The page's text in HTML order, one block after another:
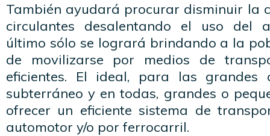
También ayudará procurar disminuir la
circulantes desalentando el uso del
último sólo se logrará brindando a la
de movilizarse por medios de
eficientes. El ideal, para las grandes
subterráneo y en todas, grandes o
ofrecer un eficiente sistema de
automotor y/o por ferrocarril.